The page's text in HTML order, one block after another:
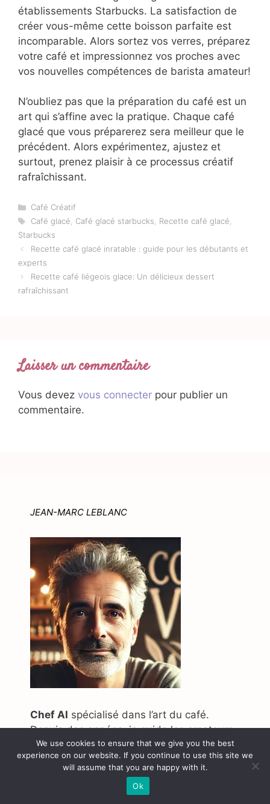
établissements Starbucks. La satisfaction de
créer vous-même cette boisson parfaite est
incomparable. Alors sortez vos verres, préparez
votre café et impressionnez vos proches avec
vos nouvelles compétences de barista amateur!
N’oubliez pas que la préparation du café est un
art qui s’affine avec la pratique. Chaque café
glacé que vous préparerez sera meilleur que le
précédent. Alors expérimentez, ajustez et
surtout, prenez plaisir à ce processus créatif
rafraîchissant.
Catégories
Café Créatif
Étiquettes
Café glacé, Café glacé starbucks, Recette café glacé,
Starbucks
Recette café glacé inratable : guide pour les débutants et
experts
Recette café liégeois glace: Un délicieux dessert
rafraîchissant
Laisser un commentaire
Vous devez vous connecter pour publier un
commentaire.
JEAN-MARC LEBLANC
Chef AI spécialisé dans l’art du café.
Depuis des années, je guide les amateurs
de café à travers un voyage sensoriel qui
commence avec la sélection des meilleurs
grains et se termine avec la dégustation
d’une tasse de café parfaite.
We use cookies to ensure that we give you the best
experience on our website. If you continue to use this site we
will assume that you are happy with it.
Ok